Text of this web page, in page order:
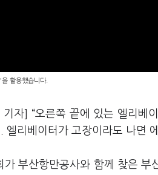
활용했습니다.
자] “오른쪽 끝에 있는 엘리베
엘리베이터가 고장이라도 나면
부산항만공사와 함께 찾은 부